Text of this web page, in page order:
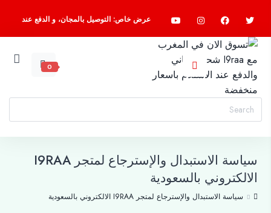
عرض خاص: التوصيل بالمجان، و الدفع عند
الاستلام، اسرع واطلب الآن
0
سياسة الاستبدال والإسترجاع لمتجر I9RAA
الالكتروني بالسعودية
سياسة الاستبدال والإسترجاع لمتجر I9RAA الالكتروني بالسعودية